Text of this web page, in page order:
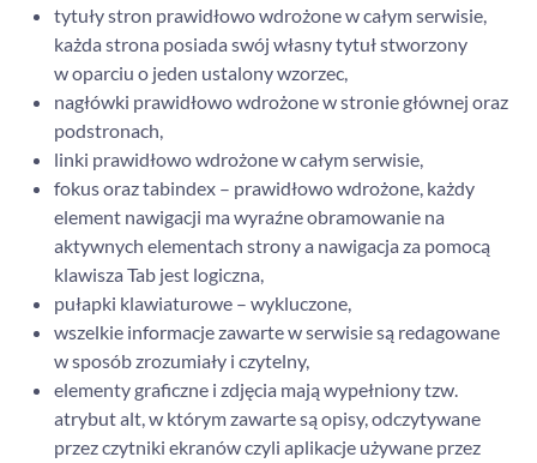
tytuły stron prawidłowo wdrożone w całym serwisie,
każda strona posiada swój własny tytuł stworzony
w oparciu o jeden ustalony wzorzec,
nagłówki prawidłowo wdrożone w stronie głównej oraz
podstronach,
linki prawidłowo wdrożone w całym serwisie,
fokus oraz tabindex – prawidłowo wdrożone, każdy
element nawigacji ma wyraźne obramowanie na
aktywnych elementach strony a nawigacja za pomocą
klawisza Tab jest logiczna,
pułapki klawiaturowe – wykluczone,
wszelkie informacje zawarte w serwisie są redagowane
w sposób zrozumiały i czytelny,
elementy graficzne i zdjęcia mają wypełniony tzw.
atrybut alt, w którym zawarte są opisy, odczytywane
przez czytniki ekranów czyli aplikacje używane przez